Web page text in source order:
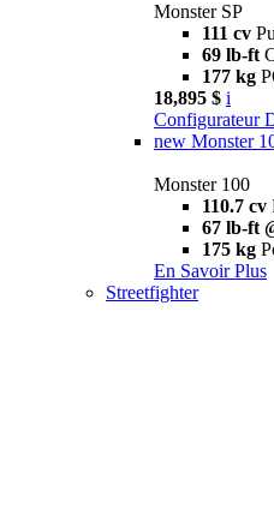
Monster SP
111 cv
69 lb-ft
177 kg
18,895 $ i
Configurateur
new Monster
Monster 100
110.7 cv
67 lb-ft
175 kg
En Savoir Plus
Streetfighter